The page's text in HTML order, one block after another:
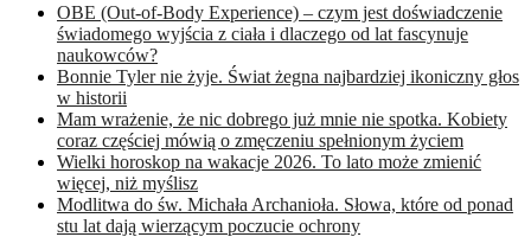
OBE (Out-of-Body Experience) – czym jest doświadczenie
świadomego wyjścia z ciała i dlaczego od lat fascynuje
naukowców?
Bonnie Tyler nie żyje. Świat żegna najbardziej ikoniczny głos
w historii
Mam wrażenie, że nic dobrego już mnie nie spotka. Kobiety
coraz częściej mówią o zmęczeniu spełnionym życiem
Wielki horoskop na wakacje 2026. To lato może zmienić
więcej, niż myślisz
Modlitwa do św. Michała Archanioła. Słowa, które od ponad
stu lat dają wierzącym poczucie ochrony